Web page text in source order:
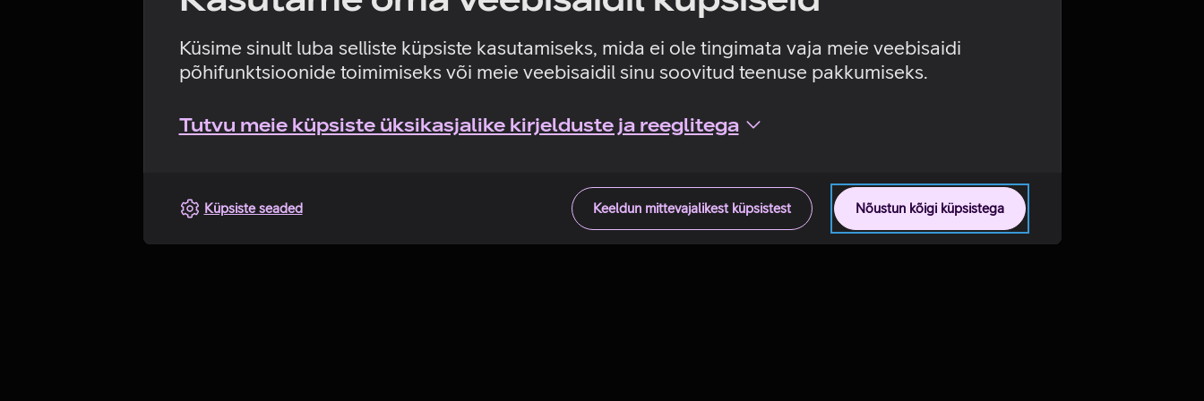
Küsime sinult luba selliste küpsiste kasutamiseks, mida ei ole tingimata vaja meie veebisaidi
põhifunktsioonide toimimiseks või meie veebisaidil sinu soovitud teenuse pakkumiseks.
Tutvu meie küpsiste üksikasjalike kirjelduste ja reeglitega
Nõustun kõigi küpsistega
Keeldun mittevajalikest küpsistest
Küpsiste seaded